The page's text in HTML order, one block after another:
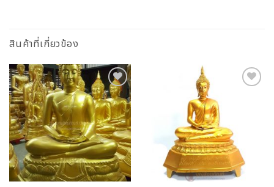
สินค้าที่เกี่ยวข้อง
Add to
Wishlist